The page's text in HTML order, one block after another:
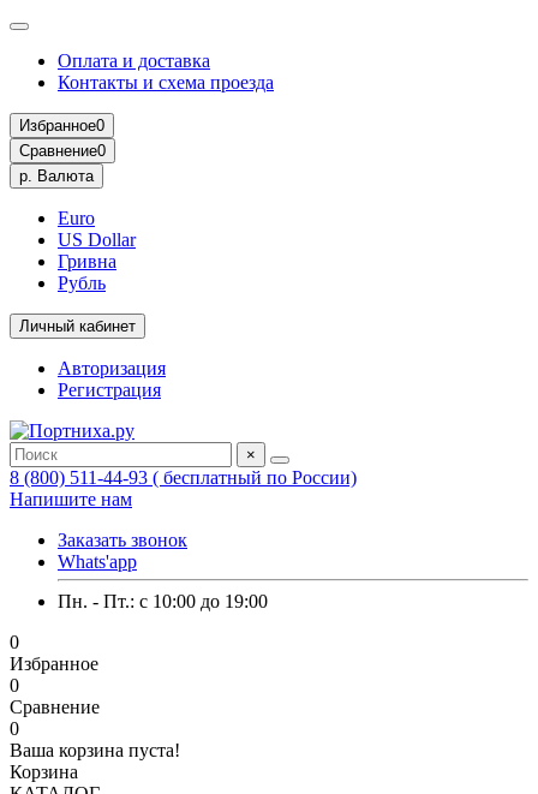
Оплата и доставка
Контакты и схема проезда
Избранное0
Сравнение0
р. Валюта
Euro
US Dollar
Гривна
Рубль
Личный кабинет
Авторизация
Регистрация
×
8 (800) 511-44-93 ( бесплатный по России)
Напишите нам
Заказать звонок
Whats'app
Пн. - Пт.: c 10:00 до 19:00
0
Избранное
0
Сравнение
0
Ваша корзина пуста!
Корзина